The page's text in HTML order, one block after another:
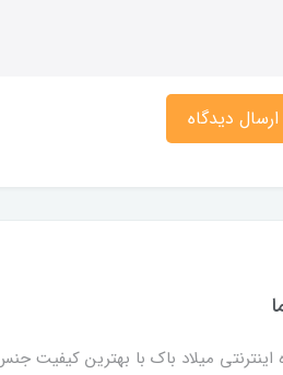
ارسال دیدگاه
اینترنتی میلاد باک با بهترین کیفیت